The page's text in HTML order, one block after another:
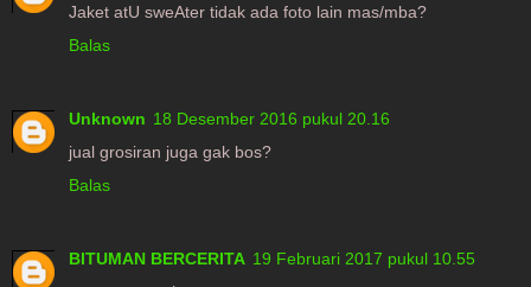
Jaket atU sweAter tidak ada foto lain mas/mba?
Balas
Unknown 18 Desember 2016 pukul 20.16
jual grosiran juga gak bos?
Balas
BITUMAN BERCERITA 19 Februari 2017 pukul 10.55